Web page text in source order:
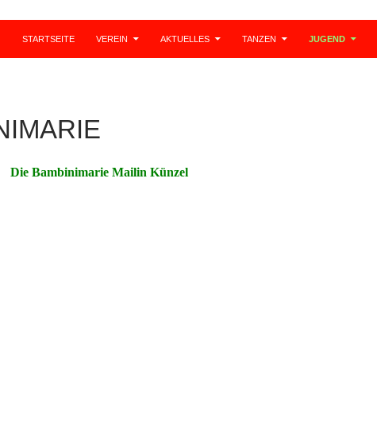
STARTSEITE VEREIN AKTUELLES TANZEN JUGEND
Die Bambinimarie Mailin Künzel